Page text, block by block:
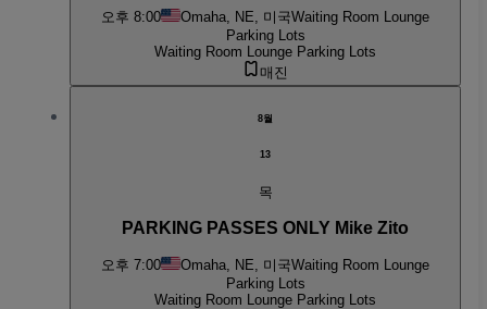
오후 8:00 Omaha, NE, 미국Waiting Room Lounge
Parking Lots
Waiting Room Lounge Parking Lots
매진
8월
13
목
PARKING PASSES ONLY Mike Zito
오후 7:00 Omaha, NE, 미국Waiting Room Lounge
Parking Lots
Waiting Room Lounge Parking Lots